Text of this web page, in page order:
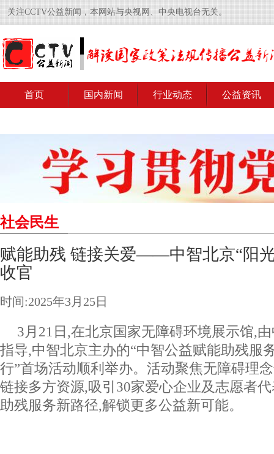
关注CCTV公益新闻，本网站与央视网、中央电视台无关。
首页 国内新闻 行业动态 公益资讯
社会民生
赋能助残 链接关爱——中智北京“阳
收官
时间:2025年3月25日
3月21日,在北京国家无障碍环境展示馆,
指导,中智北京主办的“中智公益赋能助残服
行”首场活动顺利举办。活动聚焦无障碍理
链接多方资源,吸引30家爱心企业及志愿者
助残服务新路径,解锁更多公益新可能。